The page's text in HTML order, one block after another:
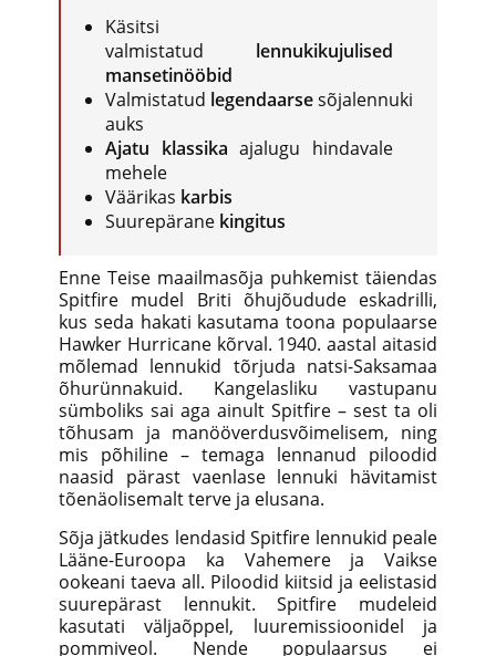
Käsitsi
valmistatud lennukikujulised
mansetinööbid
Valmistatud legendaarsesõjalennuki
auks
Ajatu klassika ajalugu hindavale
mehele
Väärikas karbis
Suurepärane kingitus
Enne Teise maailmasõja puhkemist täiendas
Spitfire mudel Briti õhujõudude eskadrilli,
kus seda hakati kasutama toona populaarse
Hawker Hurricane kõrval. 1940. aastal aitasid
mõlemad lennukid tõrjuda natsi-Saksamaa
õhurünnakuid. Kangelasliku vastupanu
sümboliks sai aga ainult Spitfire – sest ta oli
tõhusam ja manööverdusvõimelisem, ning
mis põhiline – temaga lennanud piloodid
naasid pärast vaenlase lennuki hävitamist
tõenäolisemalt terve ja elusana.
Sõja jätkudes lendasid Spitfire lennukid peale
Lääne-Euroopa ka Vahemere ja Vaikse
ookeani taeva all. Piloodid kiitsid ja eelistasid
suurepärast lennukit. Spitfire mudeleid
kasutati väljaõppel, luuremissioonidel ja
pommiveol. Nende populaarsus ei